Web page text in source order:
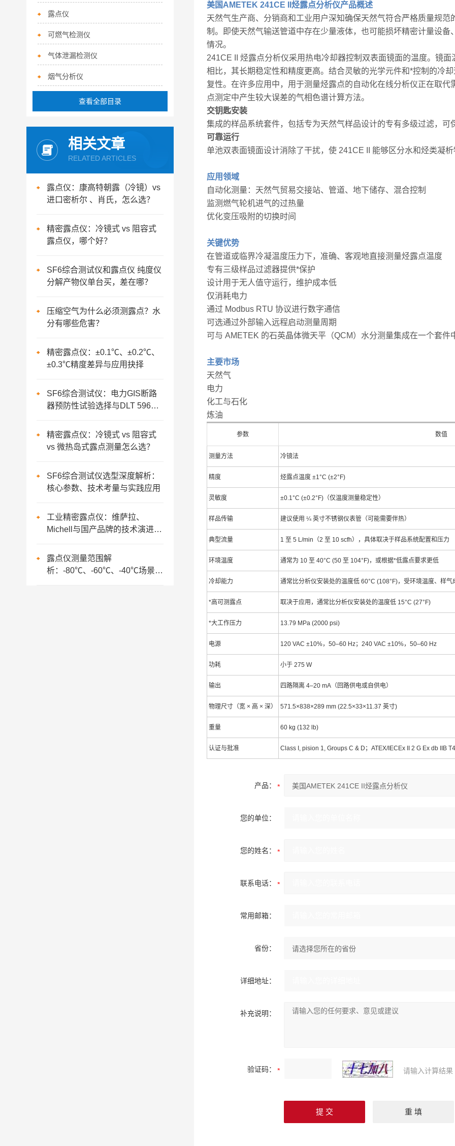
美国AMETEK 241CE II烃露点分析仪产品概述
天然气生产商、分销商和工业用户深知确保天然气符合严格质量规
制。即使天然气输送管道中存在少量液体，也可能损坏精密计量设
情况。
241CE II 烃露点分析仪采用热电冷却器控制双表面镜面的温度。镜
相比，其长期稳定性和精度更高。结合灵敏的光学元件和*控制的冷
复性。在许多应用中，用于测量烃露点的自动化在线分析仪正在取
点测定中产生较大误差的气相色谱计算方法。
交钥匙安装
集成的样品系统套件，包括专为天然气样品设计的专有多级过滤，
可靠运行
单池双表面镜面设计消除了干扰，使 241CE II 能够区分水和烃类凝
应用领域
自动化测量：天然气贸易交接站、管道、地下储存、混合控制
监测燃气轮机进气的过热量
优化变压吸附的切换时间
关键优势
在管道或临界冷凝温度压力下，准确、客观地直接测量烃露点温度
专有三级样品过滤器提供*保护
设计用于无人值守运行，维护成本低
仅消耗电力
通过 Modbus RTU 协议进行数字通信
可选通过外部输入远程启动测量周期
可与 AMETEK 的石英晶体微天平（QCM）水分测量集成在一个套件
主要市场
天然气
电力
化工与石化
炼油
参数 数值
测量方法 冷镜法
精度 烃露点温度 ±1°C (±2°F)
灵敏度 ±0.1°C (±0.2°F)（仅温度测量稳定性）
样品传输 建议使用 ¼ 英寸不锈钢仪表管（可能需要伴热）
典型流量 1 至 5 L/min（2 至 10 scfh），具体取决于样品系统配置和压力
环境温度 通常为 10 至 40°C (50 至 104°F)，或根据*低露点要求更低
冷却能力 通常比分析仪安装处的温度低 60°C (108°F)，受环境温度、样
*高可测露点 取决于应用，通常比分析仪安装处的温度低 15°C (27°F)
*大工作压力 13.79 MPa (2000 psi)
电源 120 VAC ±10%，50–60 Hz；240 VAC ±10%，50–60 Hz
功耗 小于 275 W
输出 四路隔离 4–20 mA（回路供电或自供电）
物理尺寸（宽 × 高 × 深） 571.5×838×289 mm (22.5×33×11.37 英寸)
重量 60 kg (132 lb)
认证与批准 Class I, pision 1, Groups C & D；ATEX/IECEx II 2 G Ex db IIB
产品：
您的单位：
您的姓名：
联系电话：
常用邮箱：
省份：
详细地址：
补充说明：
验证码： 请输入计算结
露点仪
可燃气检测仪
气体泄漏检测仪
烟气分析仪
查看全部目录
相关文章
RELATED ARTICLES
露点仪：康高特朝露（冷镜）vs
进口密析尔 、肖氏，怎么选？
精密露点仪：冷镜式 vs 阻容式
露点仪，哪个好？
SF6综合测试仪和露点仪 纯度仪
分解产物仪单台买，差在哪？
压缩空气为什么必须测露点？水
分有哪些危害？
精密露点仪：±0.1℃、±0.2℃、
±0.3℃精度差异与应用抉择
SF6综合测试仪：电力GIS断路
器预防性试验选择与DLT 596深
精密露点仪：冷镜式 vs 阻容式
vs 微热岛式露点测量怎么选？
SF6综合测试仪选型深度解析：
核心参数、技术考量与实践应用
工业精密露点仪：维萨拉、
Michell与国产品牌的技术演进与
露点仪测量范围解
析：-80℃、-60℃、-40℃场景应